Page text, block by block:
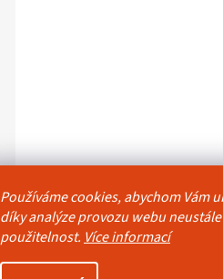
Používáme cookies, abychom
díky analýze provozu webu
použitelnost. Více informací
Obchodní podmínky Reklamační řád